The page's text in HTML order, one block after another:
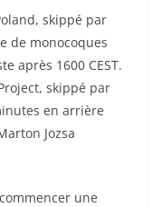
skippé par
de monocoques
après 1600 CEST.
skippé par
en arrière
Jozsa
une